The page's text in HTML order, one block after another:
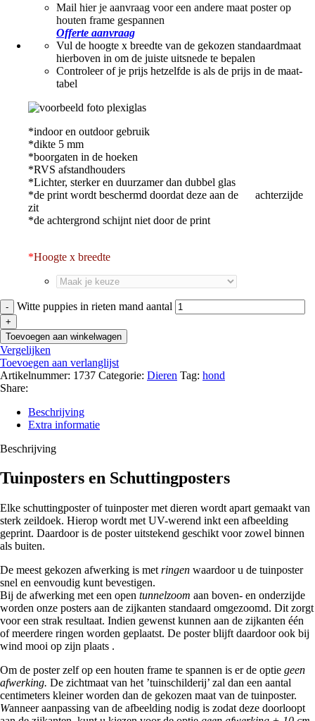
Mail hier je aanvraag voor een andere maat poster op
houten frame gespannen
Offerte aanvraag
Vul de hoogte x breedte van de gekozen standaardmaat
hierboven in om de juiste uitsnede te bepalen
Controleer of je prijs hetzelfde is als de prijs in de maat-
tabel
*indoor en outdoor gebruik
*dikte 5 mm
*boorgaten in de hoeken
*RVS afstandhouders
*Lichter, sterker en duurzamer dan dubbel glas
*de print wordt beschermd doordat deze aan de achterzijde
zit
*de achtergrond schijnt niet door de print
*Hoogte x breedte
Witte puppies in rieten mand aantal
Toevoegen aan winkelwagen
Vergelijken
Toevoegen aan verlanglijst
Artikelnummer: 1737 Categorie: Dieren Tag: hond
Share:
Beschrijving
Extra informatie
Beschrijving
Tuinposters en Schuttingposters
Elke schuttingposter of tuinposter met dieren wordt apart gemaakt van
sterk zeildoek. Hierop wordt met UV-werend inkt een afbeelding
geprint. Daardoor is de poster uitstekend geschikt voor zowel binnen
als buiten.
De meest gekozen afwerking is met ringen waardoor u de tuinposter
snel en eenvoudig kunt bevestigen.
Bij de afwerking met een open tunnelzoom aan boven- en onderzijde
worden onze posters aan de zijkanten standaard omgezoomd. Dit zorgt
voor een strak resultaat. Indien gewenst kunnen aan de zijkanten één
of meerdere ringen worden geplaatst. De poster blijft daardoor ook bij
wind mooi op zijn plaats .
Om de poster zelf op een houten frame te spannen is er de optie geen
afwerking. De zichtmaat van het ’tuinschilderij’ zal dan een aantal
centimeters kleiner worden dan de gekozen maat van de tuinposter.
Wanneer aanpassing van de afbeelding nodig is zodat deze doorloopt